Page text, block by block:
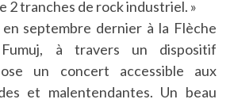
2 tranches de rock industriel. »
septembre dernier à la Flèche
à travers un dispositif
un concert accessible aux
et malentendantes. Un beau